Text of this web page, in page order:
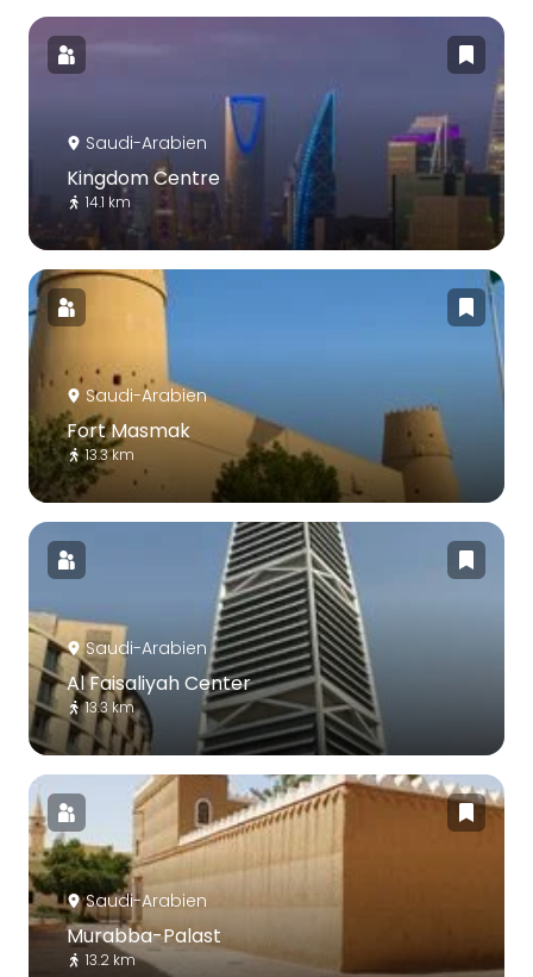
Saudi-Arabien
Kingdom Centre
14.1 km
Saudi-Arabien
Fort Masmak
13.3 km
Saudi-Arabien
Al Faisaliyah Center
13.3 km
Saudi-Arabien
Murabba-Palast
13.2 km